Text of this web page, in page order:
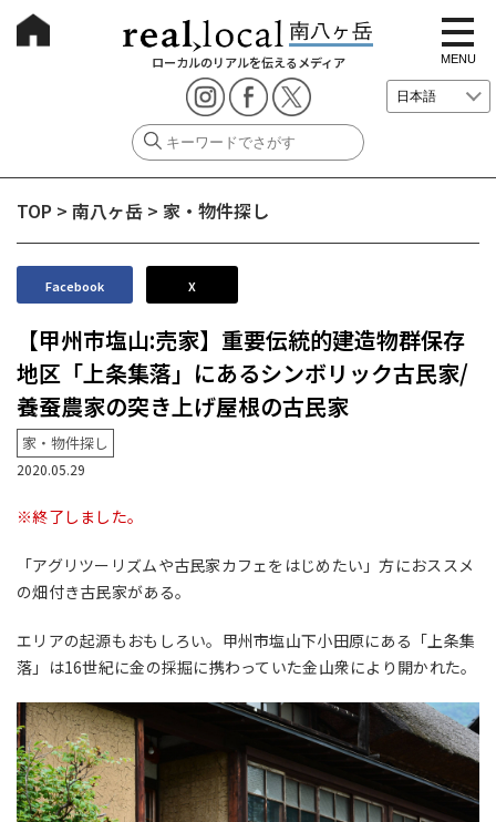
ローカルのリアルを伝えるメディア
t
o
g
g
e
i
i
MENU
TOP > 南八ヶ岳 > 家・物件探し
Facebook X
【甲州市塩山:売家】重要伝統的建造物群保存
地区「上条集落」にあるシンボリック古民家/
養蚕農家の突き上げ屋根の古民家
家・物件探し
2020.05.29
※終了しました。
「アグリツーリズムや古民家カフェをはじめたい」方におススメ
の畑付き古民家がある。
エリアの起源もおもしろい。甲州市塩山下小田原にある「上条集
落」は16世紀に金の採掘に携わっていた金山衆により開かれた。